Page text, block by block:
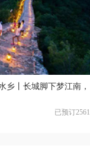
乡丨长城脚下梦江南，
已预订2561